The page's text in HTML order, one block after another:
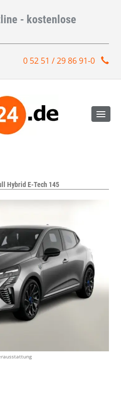
- kostenlose
0 52 51 / 29 86 91-0
Hybrid E-Tech 145